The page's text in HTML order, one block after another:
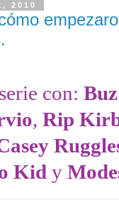
2010
con:
, Rip
Kid y